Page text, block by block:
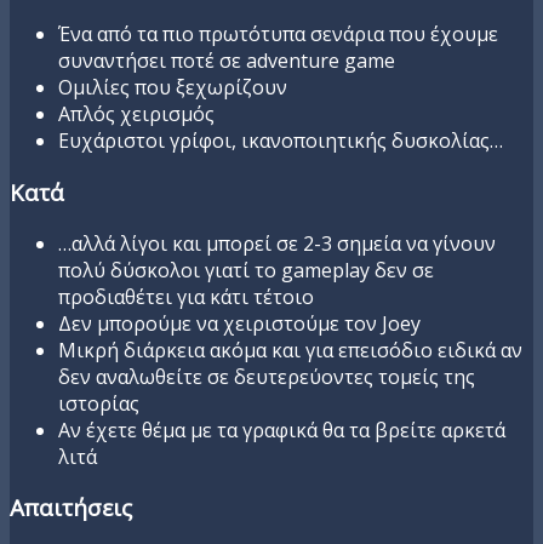
Ένα από τα πιο πρωτότυπα σενάρια που έχουμε
συναντήσει ποτέ σε adventure game
Ομιλίες που ξεχωρίζουν
Απλός χειρισμός
Ευχάριστοι γρίφοι, ικανοποιητικής δυσκολίας…
Κατά
…αλλά λίγοι και μπορεί σε 2-3 σημεία να γίνουν
πολύ δύσκολοι γιατί το gameplay δεν σε
προδιαθέτει για κάτι τέτοιο
Δεν μπορούμε να χειριστούμε τον Joey
Μικρή διάρκεια ακόμα και για επεισόδιο ειδικά αν
δεν αναλωθείτε σε δευτερεύοντες τομείς της
ιστορίας
Αν έχετε θέμα με τα γραφικά θα τα βρείτε αρκετά
λιτά
Απαιτήσεις